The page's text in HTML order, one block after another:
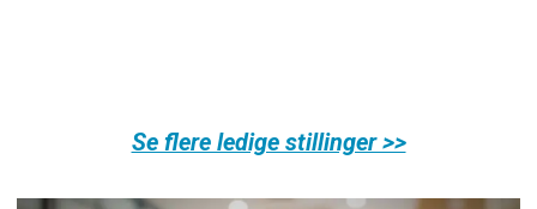
Se flere ledige stillinger >>